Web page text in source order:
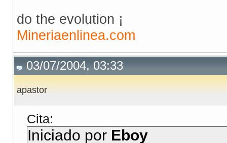
do the evolution ¡
Mineriaenlinea.com
03/07/2004, 03:33
apastor
Cita:
Iniciado por Eboy